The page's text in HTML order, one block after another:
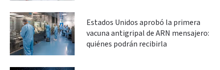
Estados Unidos aprobó la primera
vacuna antigripal de ARN mensajero:
quiénes podrán recibirla